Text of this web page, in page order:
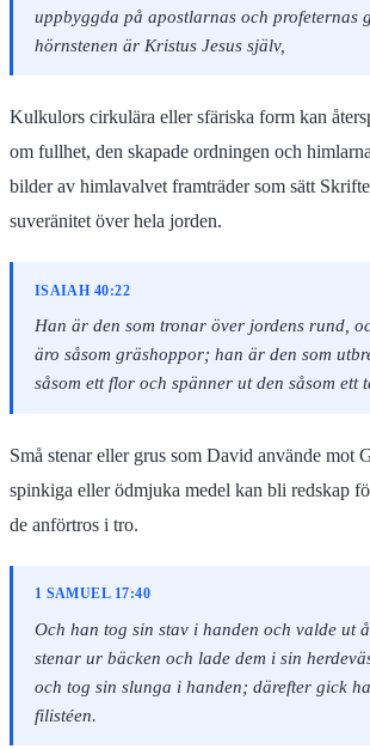
uppbyggda på apostlarnas och profeternas
hörnstenen är Kristus Jesus själv,
Kulkulors cirkulära eller sfäriska form kan
om fullhet, den skapade ordningen och
bilder av himlavalvet framträder som sätt
suveränitet över hela jorden.
ISAIAH 40:22
Han är den som tronar över jordens rund,
äro såsom gräshoppor; han är den som
såsom ett flor och spänner ut den såsom ett
Små stenar eller grus som David använde mot
spinkiga eller ödmjuka medel kan bli redskap
de anförtros i tro.
1 SAMUEL 17:40
Och han tog sin stav i handen och valde ut
stenar ur bäcken och lade dem i sin
och tog sin slunga i handen; därefter gick
filistéen.